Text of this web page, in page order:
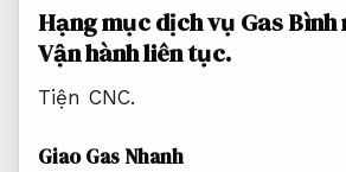
Hạng mục dịch vụ Gas Bình
Vận hành liên tục.
Tiện CNC.
Giao Gas Nhanh